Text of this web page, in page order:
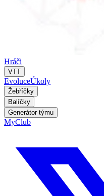
Hráči
VTT
EvoluceÚkoly
Žebříčky
Balíčky
Generátor týmu
MyClub